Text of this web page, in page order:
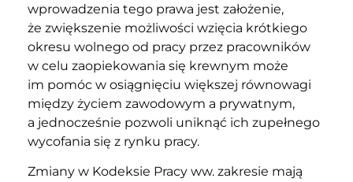
wprowadzenia tego prawa jest założenie,
że zwiększenie możliwości wzięcia krótkiego
okresu wolnego od pracy przez pracowników
w celu zaopiekowania się krewnym może
im pomóc w osiągnięciu większej równowagi
między życiem zawodowym a prywatnym,
a jednocześnie pozwoli uniknąć ich zupełnego
wycofania się z rynku pracy.
Zmiany w Kodeksie Pracy ww. zakresie mają